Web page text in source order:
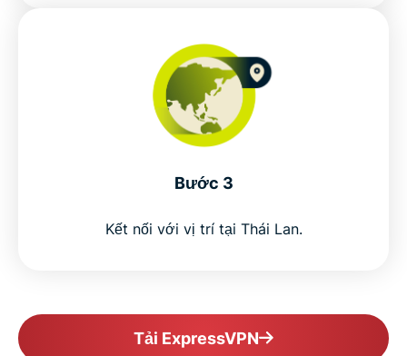
Free VPNs vs. ExpressVPN for Thailand
Why ExpressVPN is the best VPN for Thailand
Why millions choose ExpressVPN
Bước 3
Kết nối với vị trí tại Thái Lan.
Tải ExpressVPN